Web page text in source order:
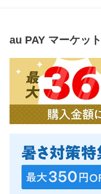
au PAY マーケット